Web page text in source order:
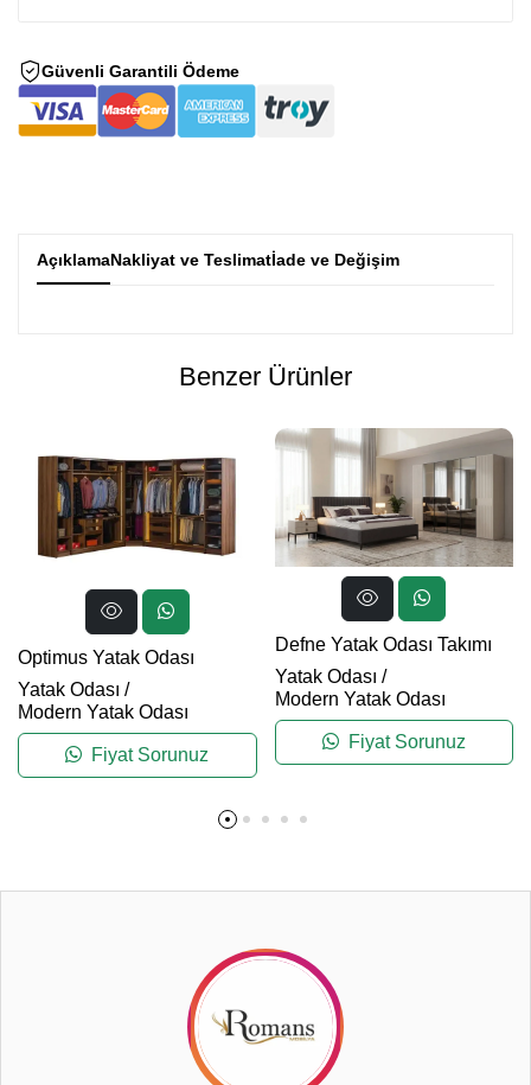
Güvenli Garantili Ödeme
AçıklamaNakliyat ve Teslimatİade ve Değişim
Benzer Ürünler
Optimus Yatak Odası
Yatak Odası /
Modern Yatak Odası
Fiyat Sorunuz
Defne Yatak Odası Takımı
Yatak Odası /
Modern Yatak Odası
Fiyat Sorunuz